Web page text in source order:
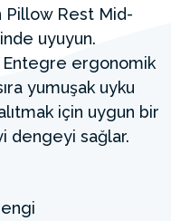
Pillow Rest Mid-
uyuyun.
Entegre ergonomik
yumuşak uyku
için uygun bir
dengeyi sağlar.